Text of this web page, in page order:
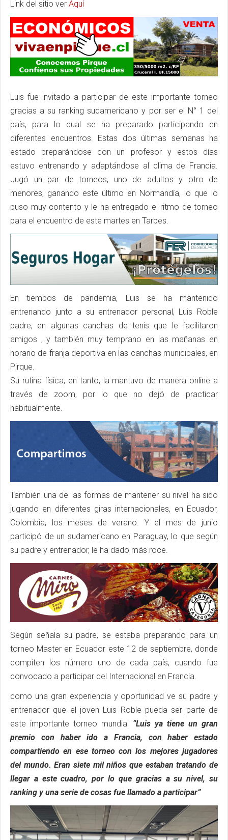
Link del sitio ver Aquí
Luis fue invitado a participar de este importante torneo
gracias a su ranking sudamericano y por ser el N° 1 del
país, para lo cual se ha preparado participando en
diferentes encuentros. Estas dos últimas semanas ha
estado preparándose con un profesor y estos días
estuvo entrenando y adaptándose al clima de Francia.
Jugó un par de torneos, uno de adultos y otro de
menores, ganando este último en Normandía, lo que lo
puso muy contento y le ha entregado el ritmo de torneo
para el encuentro de este martes en Tarbes.
En tiempos de pandemia, Luis se ha mantenido
entrenando junto a su entrenador personal, Luis Roble
padre, en algunas canchas de tenis que le facilitaron
amigos , y también muy temprano en las mañanas en
horario de franja deportiva en las canchas municipales, en
Pirque.
Su rutina física, en tanto, la mantuvo de manera online a
través de zoom, por lo que no dejó de practicar
habitualmente.
También una de las formas de mantener su nivel ha sido
jugando en diferentes giras internacionales, en Ecuador,
Colombia, los meses de verano. Y el mes de junio
participó de un sudamericano en Paraguay, lo que según
su padre y entrenador, le ha dado más roce.
Según señala su padre, se estaba preparando para un
torneo Master en Ecuador este 12 de septiembre, donde
compiten los número uno de cada país, cuando fue
convocado a participar del Internacional en Francia.
como una gran experiencia y oportunidad ve su padre y
entrenador que el joven Luis Roble pueda ser parte de
este importante torneo mundial “Luis ya tiene un gran
premio con haber ido a Francia, con haber estado
compartiendo en ese torneo con los mejores jugadores
del mundo. Eran siete mil niños que estaban tratando de
llegar a este cuadro, por lo que gracias a su nivel, su
ranking y una serie de cosas fue llamado a participar”